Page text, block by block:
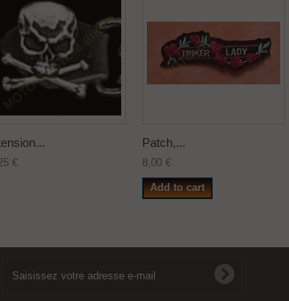
€
Patch,...
8,00 €
Add to cart